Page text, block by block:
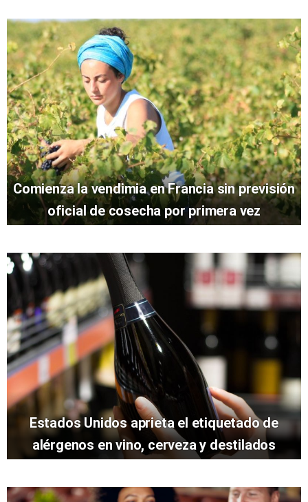
Comienza la vendimia en Francia sin previsión
oficial de cosecha por primera vez
Estados Unidos aprieta el etiquetado de
alérgenos en vino, cerveza y destilados